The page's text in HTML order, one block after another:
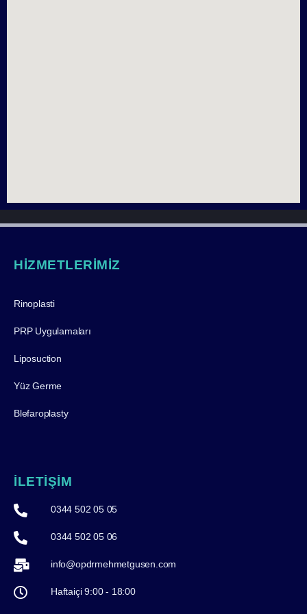
HİZMETLERİMİZ
Rinoplasti
PRP Uygulamaları
Liposuction
Yüz Germe
Blefaroplasty
İLETİŞİM
0344 502 05 05
0344 502 05 06
info@opdrmehmetgusen.com
Haftaiçi 9:00 - 18:00